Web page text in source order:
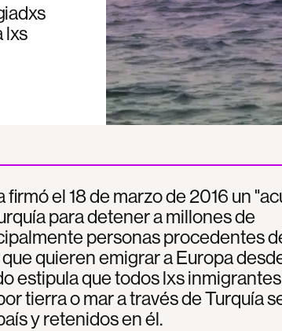
lxs
firmó el 18 de marzo de 2016 un
para detener a millones de
personas procedentes
quieren emigrar a Europa
estipula que todos lxs
tierra o mar a través de Turquía
y retenidos en él.